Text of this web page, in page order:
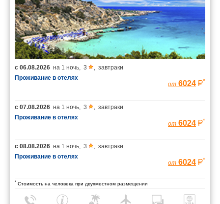
с 06.08.2026 на 1 ночь 3
завтраки
Проживание в отелях
от 6024 *
с 07.08.2026 на 1 ночь 3
завтраки
Проживание в отелях
от 6024 *
с 08.08.2026 на 1 ночь 3
завтраки
Проживание в отелях
от 6024 *
* Стоимость на человека при двухместном размещении